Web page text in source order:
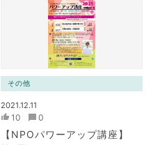
その他
2021.12.11
10 0
【NPOパワーアップ講座】